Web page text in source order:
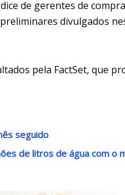
de gerentes de
divulgados
pela FactSet, que
seguido
de litros de água com o